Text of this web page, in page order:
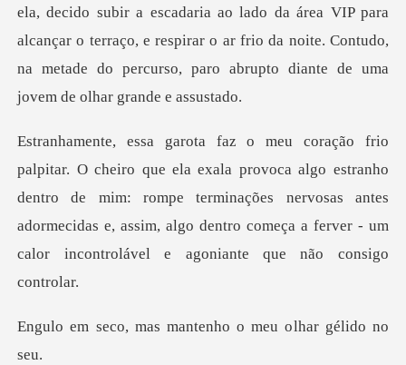
ela, decido subir a escadaria ao lado da á
a algo estranho
dentro de mim: rompe terminações nervosas antes
adormecidas e, assim, alg
s mantenho o meu o